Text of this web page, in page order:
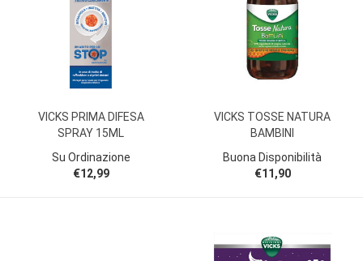
VICKS PRIMA DIFESA
SPRAY 15ML
Su Ordinazione
€12,99
VICKS TOSSE NATURA
BAMBINI
Buona Disponibilità
€11,90